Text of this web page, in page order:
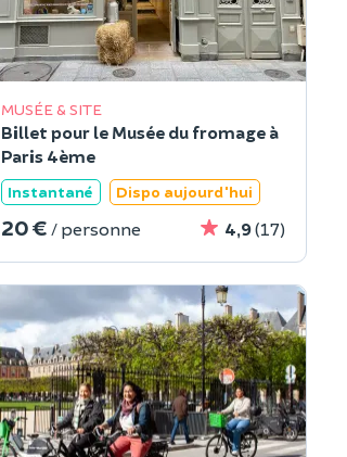
MUSÉE & SITE
Billet pour le Musée du fromage à
Paris 4ème
Instantané Dispo aujourd'hui
20 € / personne 4,9(17)